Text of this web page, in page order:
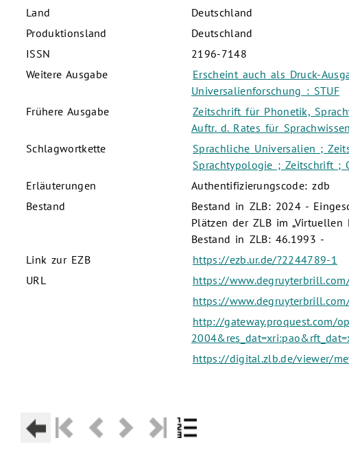
Land
Deutschland
Produktionsland
Deutschland
ISSN
2196-7148
Weitere Ausgabe
Erscheint auch als Druck-
Universalienforschung : STUF
Frühere Ausgabe
Zeitschrift für Phonetik,
Auftr. d. Rates für
Schlagwortkette
Sprachliche Universalien ;
Sprachtypologie ; Zeitschrift ;
Erläuterungen
Authentifizierungscode: zdb
Bestand
Bestand in ZLB: 2024 -
Plätzen der ZLB im „Virtuellen
Bestand in ZLB: 46.1993 -
Link zur EZB
https://ezb.ur.de/?2244789-1
URL
https://
https://
http://gateway.proquest.com/
https://digital.zlb.de/viewer/